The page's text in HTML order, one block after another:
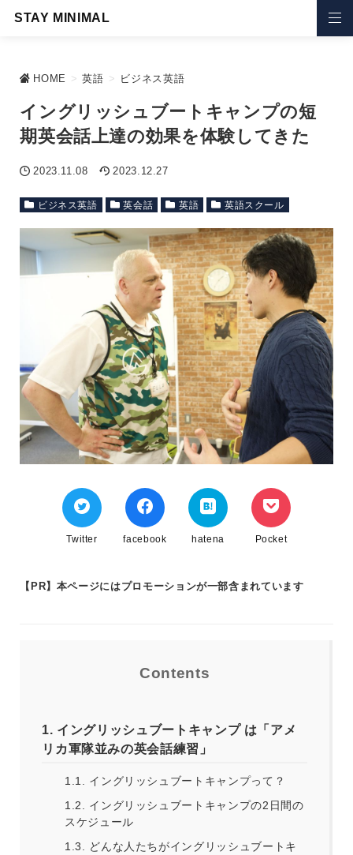
STAY MINIMAL
HOME > 英語 > ビジネス英語
イングリッシュブートキャンプの短
期英会話上達の効果を体験してきた
2023.11.08 2023.12.27
ビジネス英語 英会話 英語 英語スクール
Twitter facebook hatena Pocket
【PR】本ページにはプロモーションが一部含まれています
Contents
1. イングリッシュブートキャンプ は「アメ
リカ軍隊並みの英会話練習」
1.1.
イングリッシュブートキャンプって？
1.2.
イングリッシュブートキャンプの2日間の
スケジュール
1.3.
どんな人たちがイングリッシュブートキ